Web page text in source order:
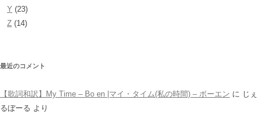
Y (23)
Z (14)
最近のコメント
【歌詞和訳】My Time – Bo en |マイ・タイム(私の時間) – ボーエン に じぇ
るぼーる より